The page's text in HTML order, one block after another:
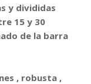
y divididas
15 y 30
de la barra
, robusta ,